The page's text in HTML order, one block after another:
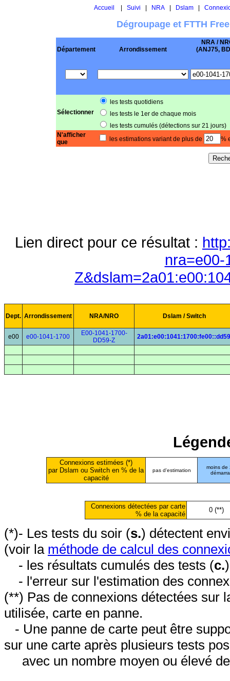
Accueil Suivi NRA| Dslam|
Dégroupage et FTTH
Département Arrondissement
NRA /
(ANJ75,
Sélectionner
les tests quotidiens
les tests le 1er de chaque mois
les tests cumulés (détections sur 21 jours)
N'afficher
que
les estimations variant de plus de %
Lien direct pour ce résultat :
nra=e00-
Dept. Arrondissement NRA/NRO Dslam / Switch
e00 e00-1041-1700
E00-1041-1700-
DD59-Z
2a01:e00:1041:1700:fe00::dd59
Connexions estimées (*)
par Dslam ou Switch en % de la
capacité
pas d'estimation
moins de
Connexions détectées par carte
% de la capacité
0 (**)
(*)- Les tests du soir (s.) détectent
(voir la méthode de calcul des
- les résultats cumulés des tests (c.
- l'erreur sur l'estimation des
(**) Pas de connexions détectées sur
utilisée, carte en panne.
- Une panne de carte peut être
sur une carte après plusieurs tests
avec un nombre moyen ou élevé